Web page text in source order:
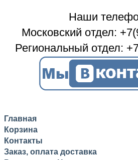
Наши
Московский отдел:
Региональный отдел:
Главная
Корзина
Контакты
Заказ, оплата доставка